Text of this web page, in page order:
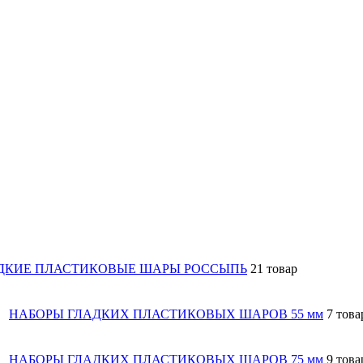
ПЛАСТИКОВЫЕ ШАРЫ РОССЫПЬ 21 товар
НАБОРЫ ГЛАДКИХ ПЛАСТИКОВЫХ ШАРОВ 55 мм 7
НАБОРЫ ГЛАДКИХ ПЛАСТИКОВЫХ ШАРОВ 75 мм 9